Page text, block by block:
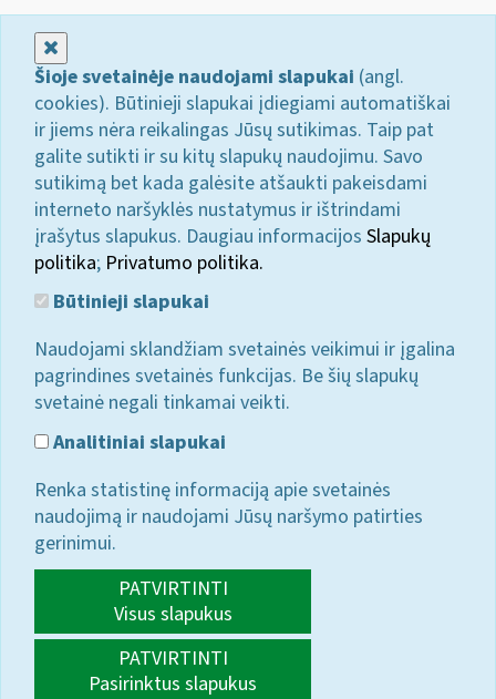
Šioje svetainėje naudojami slapukai (angl.
cookies). Būtinieji slapukai įdiegiami automatiškai
ir jiems nėra reikalingas Jūsų sutikimas. Taip pat
galite sutikti ir su kitų slapukų naudojimu. Savo
sutikimą bet kada galėsite atšaukti pakeisdami
interneto naršyklės nustatymus ir ištrindami
įrašytus slapukus. Daugiau informacijos Slapukų
politika; Privatumo politika.
Būtinieji slapukai
Naudojami sklandžiam svetainės veikimui ir įgalina
pagrindines svetainės funkcijas. Be šių slapukų
svetainė negali tinkamai veikti.
Analitiniai slapukai
Renka statistinę informaciją apie svetainės
naudojimą ir naudojami Jūsų naršymo patirties
gerinimui.
PATVIRTINTI
Visus slapukus
PATVIRTINTI
Pasirinktus slapukus